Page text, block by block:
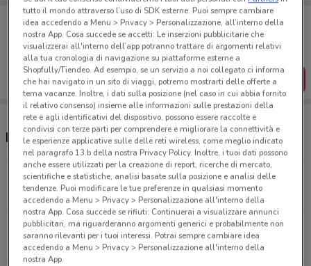
Porta DoveConviene sempre con te!
Puoi trovare le migliori offerte dei negozi vicino a te,
salvarle e creare la tua lista del risparmio, comodamente
dal tuo cellulare.
SCARICA L’APP
Negozi Purina Adventuros a Velletri
Via San Giovanni Vecchio, 84/86 Velletri
445 m
CHIUSO
Via Roma, 209 Lariano
5.6 km
tutto il mondo attraverso l’uso di SDK esterne. Puoi sempre cambiare
idea accedendo a Menu > Privacy > Personalizzazione, all’interno della
nostra App. Cosa succede se accetti: Le inserzioni pubblicitarie che
visualizzerai all'interno dell’app potranno trattare di argomenti relativi
alla tua cronologia di navigazione su piattaforme esterne a
Shopfully/Tiendeo. Ad esempio, se un servizio a noi collegato ci informa
che hai navigato in un sito di viaggi, potremo mostrarti delle offerte a
tema vacanze. Inoltre, i dati sulla posizione (nel caso in cui abbia fornito
il relativo consenso) insieme alle informazioni sulle prestazioni della
rete e agli identificativi del dispositivo, possono essere raccolte e
condivisi con terze parti per comprendere e migliorare la connettività e
le esperienze applicative sulle delle reti wireless, come meglio indicato
nel paragrafo 13.b della nostra Privacy Policy. Inoltre, i tuoi dati possono
anche essere utilizzati per la creazione di report, ricerche di mercato,
scientifiche e statistiche, analisi basate sulla posizione e analisi delle
tendenze. Puoi modificare le tue preferenze in qualsiasi momento
accedendo a Menu > Privacy > Personalizzazione all'interno della
nostra App. Cosa succede se rifiuti: Continuerai a visualizzare annunci
pubblicitari, ma riguarderanno argomenti generici e probabilmente non
saranno rilevanti per i tuoi interessi. Potrai sempre cambiare idea
accedendo a Menu > Privacy > Personalizzazione all'interno della
nostra App.